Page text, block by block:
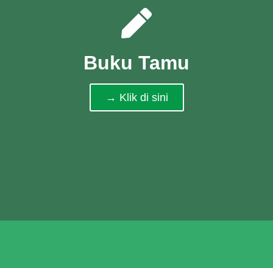
Buku Tamu
→ Klik di sini